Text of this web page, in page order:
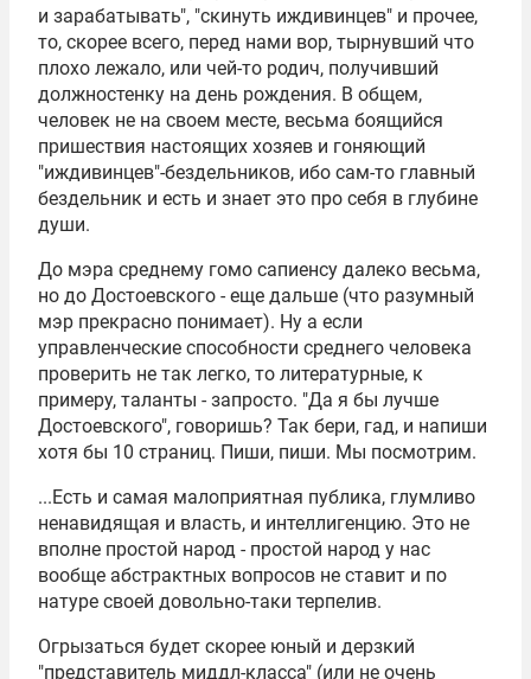
и зарабатывать", "скинуть иждивинцев" и прочее,
то, скорее всего, перед нами вор, тырнувший что
плохо лежало, или чей-то родич, получивший
должностенку на день рождения. В общем,
человек не на своем месте, весьма боящийся
пришествия настоящих хозяев и гоняющий
"иждивинцев"-бездельников, ибо сам-то главный
бездельник и есть и знает это про себя в глубине
души.
До мэра среднему гомо сапиенсу далеко весьма,
но до Достоевского - еще дальше (что разумный
мэр прекрасно понимает). Ну а если
управленческие способности среднего человека
проверить не так легко, то литературные, к
примеру, таланты - запросто. "Да я бы лучше
Достоевского", говоришь? Так бери, гад, и напиши
хотя бы 10 страниц. Пиши, пиши. Мы посмотрим.
...Есть и самая малоприятная публика, глумливо
ненавидящая и власть, и интеллигенцию. Это не
вполне простой народ - простой народ у нас
вообще абстрактных вопросов не ставит и по
натуре своей довольно-таки терпелив.
Огрызаться будет скорее юный и дерзкий
"представитель миддл-класса" (или не очень